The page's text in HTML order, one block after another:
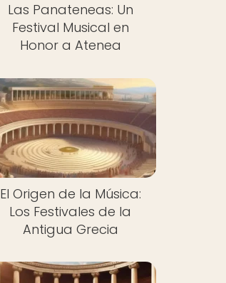
Las Panateneas: Un
Festival Musical en
Honor a Atenea
El Origen de la Música:
Los Festivales de la
Antigua Grecia